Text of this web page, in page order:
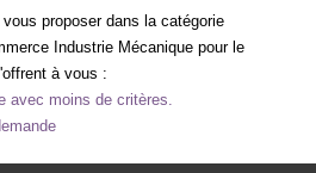
AGENCE
Contacter
proposer dans la catégorie
Industrie Mécanique pour le
à vous :
avec moins de critères.